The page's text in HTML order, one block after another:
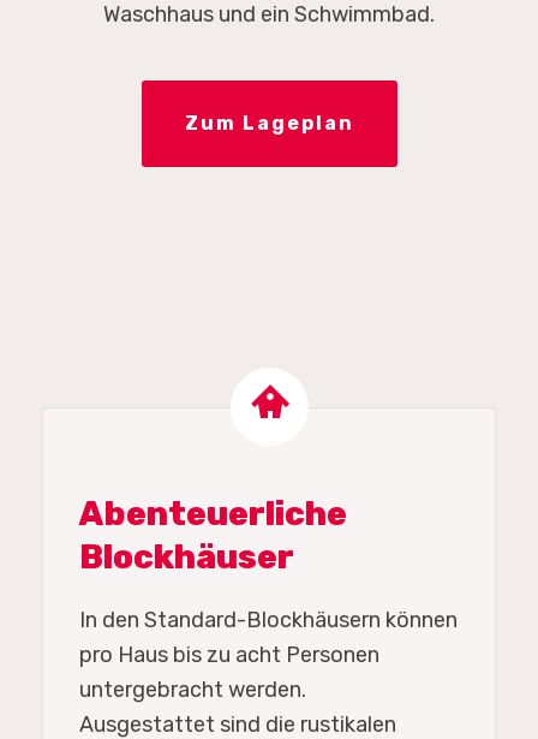
Waschhaus und ein Schwimmbad.
Zum Lageplan
Abenteuerliche
Blockhäuser
In den Standard-Blockhäusern können
pro Haus bis zu acht Personen
untergebracht werden.
Ausgestattet sind die rustikalen